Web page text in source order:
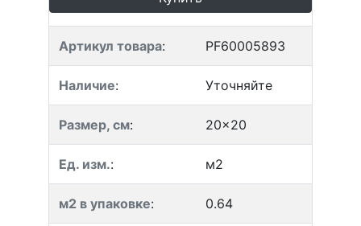
Артикул товара: PF60005893
Наличие: Уточняйте
Размер, см: 20x20
Ед. изм.: м2
м2 в упаковке: 0.64